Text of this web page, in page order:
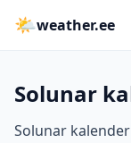
🌤weather.ee
Solunar
Solunar